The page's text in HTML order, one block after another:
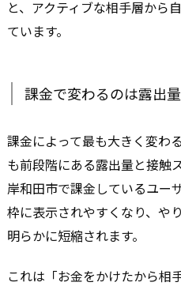
と、アクティブな相手層から
ています。
課金で変わるのは露出
課金によって最も大きく変わ
も前段階にある露出量と接触
岸和田市で課金しているユー
枠に表示されやすくなり、や
明らかに短縮されます。
これは「お金をかけたから相